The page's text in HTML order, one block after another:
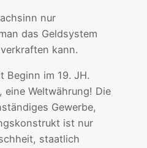
nur
das Geldsystem
kann.
Beginn im 19. JH.
Weltwährung! Die
Gewerbe,
ist nur
staatlich